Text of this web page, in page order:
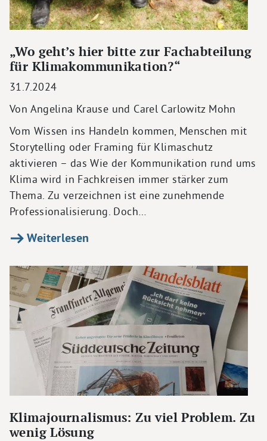
„Wo geht’s hier bitte zur Fachabteilung
für Klimakommunikation?“
31.7.2024
Von Angelina Krause und Carel Carlowitz Mohn
Vom Wissen ins Handeln kommen, Menschen mit
Storytelling oder Framing für Klimaschutz
aktivieren – das Wie der Kommunikation rund ums
Klima wird in Fachkreisen immer stärker zum
Thema. Zu verzeichnen ist eine zunehmende
Professionalisierung. Doch…
Weiterlesen
Klimajournalismus: Zu viel Problem. Zu
wenig Lösung